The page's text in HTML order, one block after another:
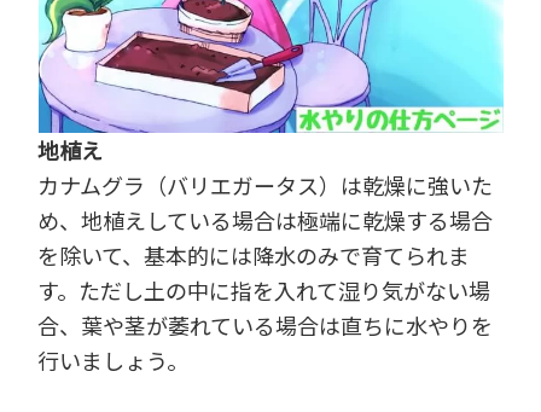
地植え
カナムグラ（バリエガータス）は乾燥に強いた
め、地植えしている場合は極端に乾燥する場合
を除いて、基本的には降水のみで育てられま
す。ただし土の中に指を入れて湿り気がない場
合、葉や茎が萎れている場合は直ちに水やりを
行いましょう。